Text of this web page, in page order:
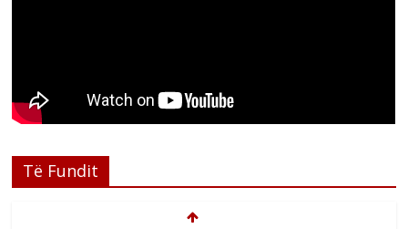
Të Fundit